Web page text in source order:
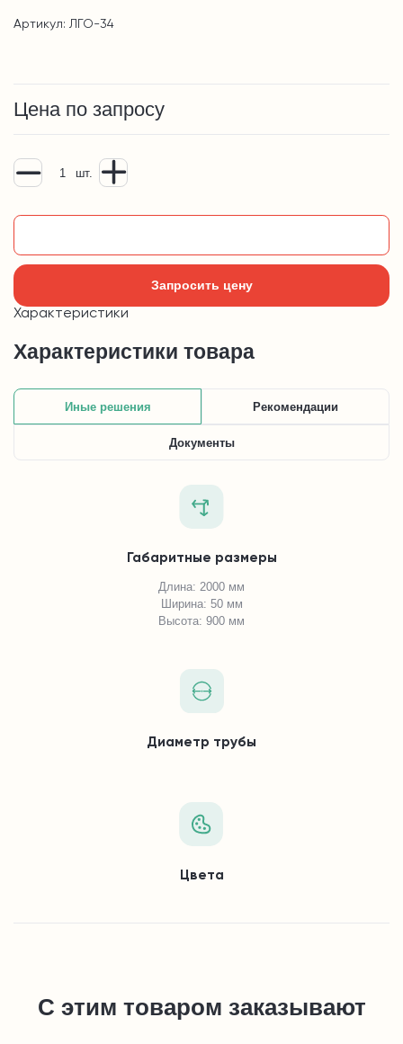
Артикул: ЛГО-34
Цена по запросу
шт.
Запросить цену
Характеристики
Характеристики товара
Иные решения Рекомендации
Документы
Габаритные размеры
Длина: 2000 мм
Ширина: 50 мм
Высота: 900 мм
Диаметр трубы
Цвета
С этим товаром заказывают